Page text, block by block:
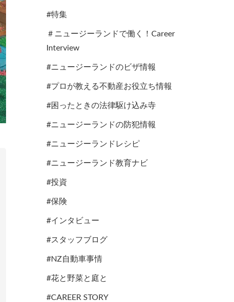
#特集
＃ニュージーランドで働く！Career
Interview
#ニュージーランドのビザ情報
#プロが教える不動産お役立ち情報
#困ったときの法律駆け込み寺
#ニュージーランドの防犯情報
#ニュージーランドレシピ
#ニュージーランド教育ナビ
#投資
#保険
#インタビュー
#スタッフブログ
#NZ自動車事情
#花と野菜と庭と
#CAREER STORY